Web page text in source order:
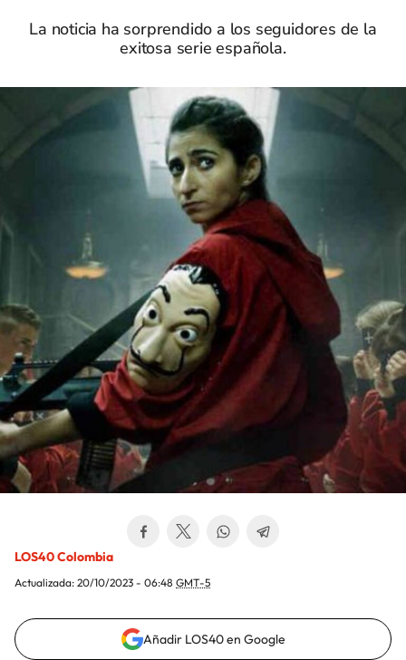
La noticia ha sorprendido a los seguidores de la
exitosa serie española.
LOS40 Colombia
Actualizada: 20/10/2023 - 06:48 GMT-5
Añadir LOS40 en Google